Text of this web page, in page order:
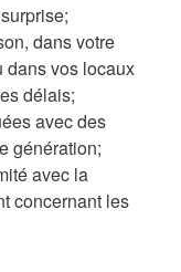
dans votre
dans vos locaux
délais;
avec des
génération;
avec la
concernant les